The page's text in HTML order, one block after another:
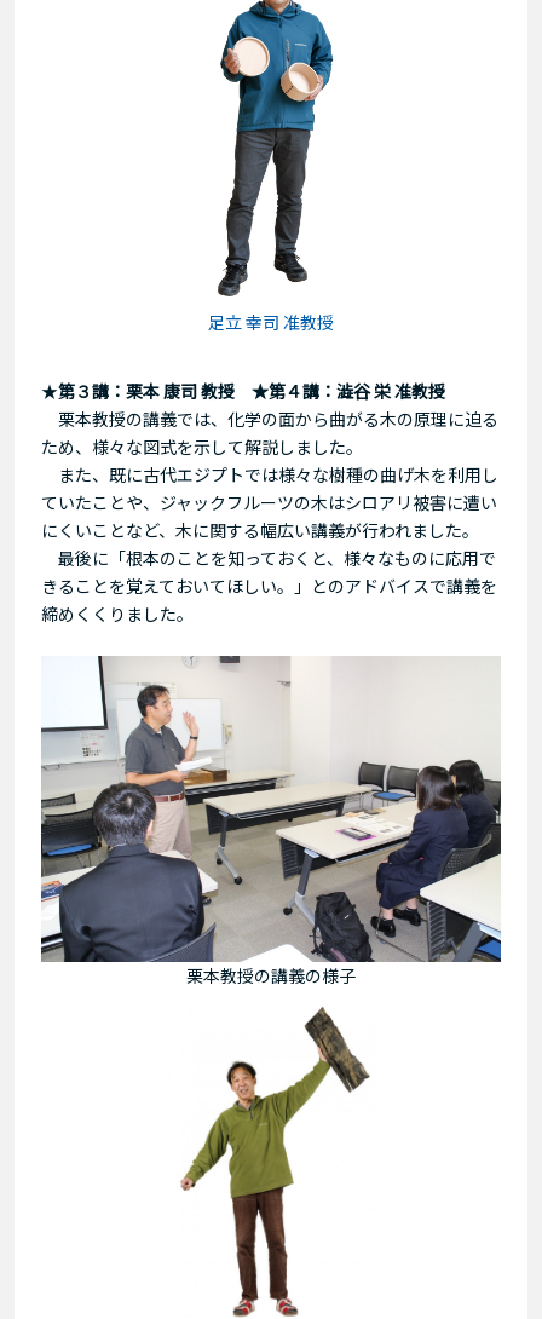
足立 幸司 准教授
★第３講：栗本 康司 教授 ★第４講：澁谷 栄 准教授
栗本教授の講義では、化学の面から曲がる木の原理に迫る
ため、様々な図式を示して解説しました。
また、既に古代エジプトでは様々な樹種の曲げ木を利用し
ていたことや、ジャックフルーツの木はシロアリ被害に遭い
にくいことなど、木に関する幅広い講義が行われました。
最後に「根本のことを知っておくと、様々なものに応用で
きることを覚えておいてほしい。」とのアドバイスで講義を
締めくくりました。
栗本教授の講義の様子